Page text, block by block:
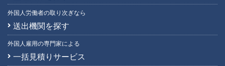
外国人労働者の取り次ぎなら
送出機関を探す
外国人雇用の専門家による
一括見積りサービス